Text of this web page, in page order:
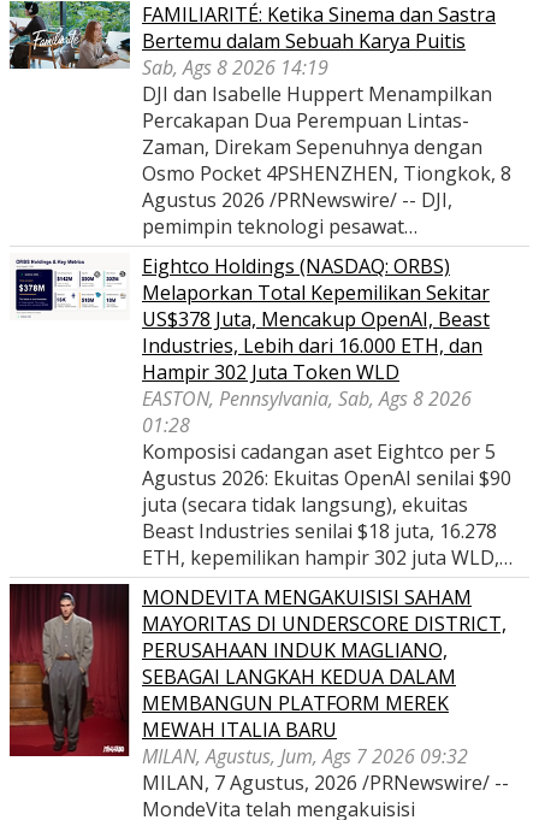
FAMILIARITÉ: Ketika Sinema dan Sastra
Bertemu dalam Sebuah Karya Puitis
Sab, Ags 8 2026 14:19
DJI dan Isabelle Huppert Menampilkan
Percakapan Dua Perempuan Lintas-
Zaman, Direkam Sepenuhnya dengan
Osmo Pocket 4PSHENZHEN, Tiongkok, 8
Agustus 2026 /PRNewswire/ -- DJI,
pemimpin teknologi pesawat…
Eightco Holdings (NASDAQ: ORBS)
Melaporkan Total Kepemilikan Sekitar
US$378 Juta, Mencakup OpenAI, Beast
Industries, Lebih dari 16.000 ETH, dan
Hampir 302 Juta Token WLD
EASTON, Pennsylvania, Sab, Ags 8 2026
01:28
Komposisi cadangan aset Eightco per 5
Agustus 2026: Ekuitas OpenAI senilai $90
juta (secara tidak langsung), ekuitas
Beast Industries senilai $18 juta, 16.278
ETH, kepemilikan hampir 302 juta WLD,…
MONDEVITA MENGAKUISISI SAHAM
MAYORITAS DI UNDERSCORE DISTRICT,
PERUSAHAAN INDUK MAGLIANO,
SEBAGAI LANGKAH KEDUA DALAM
MEMBANGUN PLATFORM MEREK
MEWAH ITALIA BARU
MILAN, Agustus, Jum, Ags 7 2026 09:32
MILAN, 7 Agustus, 2026 /PRNewswire/ --
MondeVita telah mengakuisisi